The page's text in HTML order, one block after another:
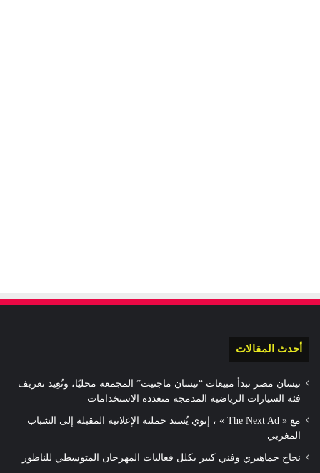
أحدث المقالات
نيسان مصر تبدأ مبيعات “نيسان ماجنيت” المجمعة محليًا، وتُعِيد تعريف
فئة السيارات الرياضية المدمجة متعددة الاستخدامات
مع « The Next Ad » ، إنوي يُسند حملته الإعلانية المقبلة إلى الشباب
المغربي
نجاح جماهيري وفني كبير يكلل فعاليات المهرجان المتوسطي للناظور